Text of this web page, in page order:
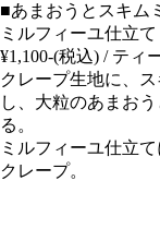
■あまおうとスキム
ミルフィーユ仕立て
¥1,100-(税込) / ティ
クレープ生地に、
し、大粒のあまお
る。
ミルフィーユ仕立
クレープ。